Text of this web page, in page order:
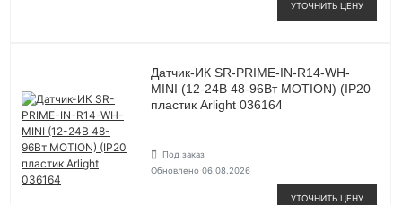
УТОЧНИТЬ ЦЕНУ
Датчик-ИК SR-PRIME-IN-R14-WH-
MINI (12-24В 48-96Вт MOTION) (IP20
пластик Arlight 036164
Под заказ
Обновлено 06.08.2026
УТОЧНИТЬ ЦЕНУ